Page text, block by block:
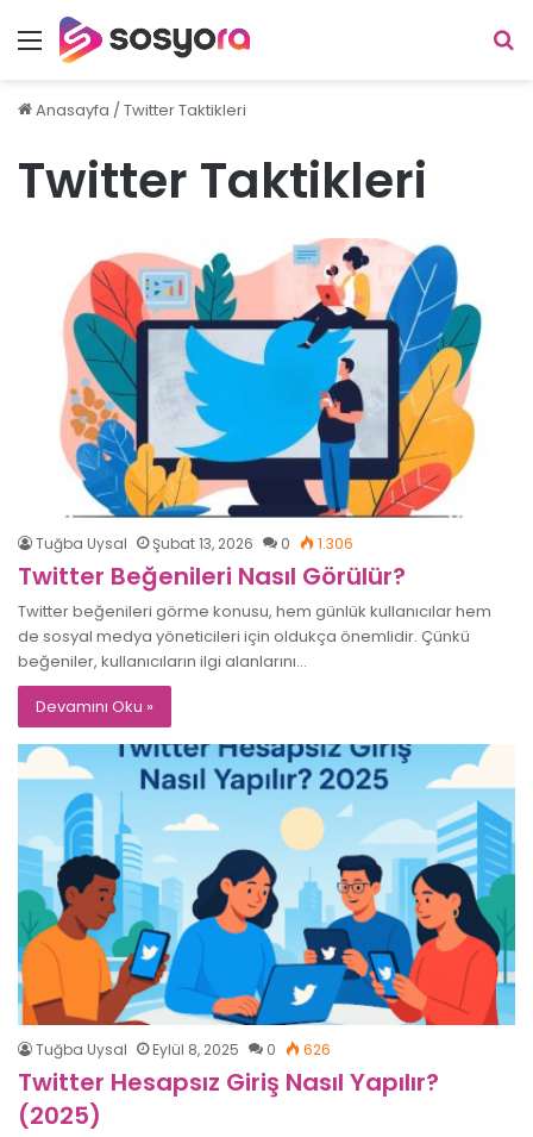
Menü
Anasayfa / Twitter Taktikleri
Twitter Taktikleri
Tuğba Uysal Şubat 13, 2026 0 1.306
Twitter Beğenileri Nasıl Görülür?
Twitter beğenileri görme konusu, hem günlük kullanıcılar hem
de sosyal medya yöneticileri için oldukça önemlidir. Çünkü
beğeniler, kullanıcıların ilgi alanlarını…
Devamını Oku »
Tuğba Uysal Eylül 8, 2025 0 626
Twitter Hesapsız Giriş Nasıl Yapılır?
(2025)